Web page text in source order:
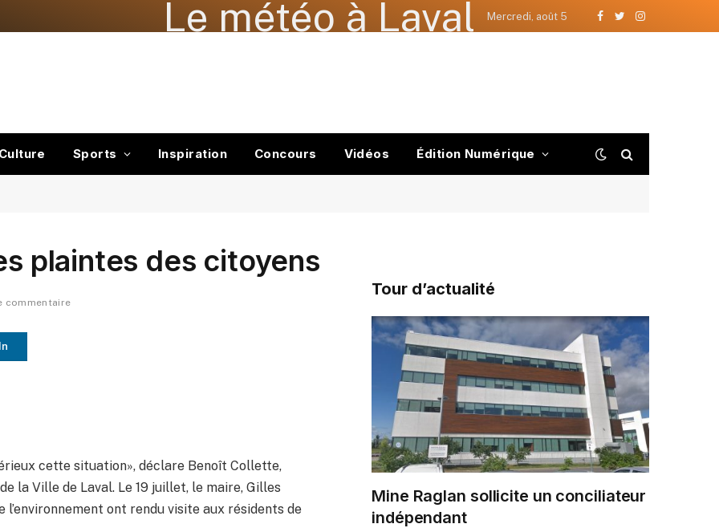
Le météo à Laval Mercredi, août 5
Facebook
TwitterInstagram
Sports Inspiration Concours Vidéos Édition Numérique
plaintes des citoyens
commentaire
cette situation», déclare Benoît Collette,
la Ville de Laval. Le 19 juillet, le maire, Gilles
ont rendu visite aux résidents de
Tour d’actualité
Mine Raglan sollicite un conciliateur
indépendant